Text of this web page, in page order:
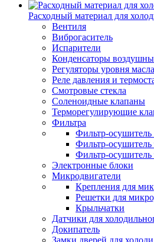
Расходный материал для
Вентиля
Виброгаситель
Испарители
Конденсаторы
Регуляторы уровня масла
Реле давления и
Смотровые стекла
Соленоидные клапаны
Терморегулирующие
Фильтра
Фильтр-
Фильтр-
Фильтр-
Электронные блоки
Микродвигатели
Крепления для
Решетки для
Крыльчатки
Датчики для
Докипатель
Замки дверей для